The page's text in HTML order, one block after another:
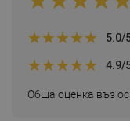
Обща оценка въз
5.0/
4.9/